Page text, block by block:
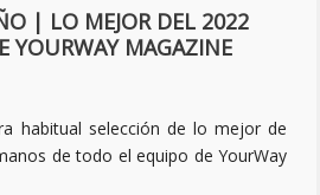
| LO MEJOR DEL 2022
YOURWAY MAGAZINE
habitual selección de lo mejor de
de todo el equipo de YourWay